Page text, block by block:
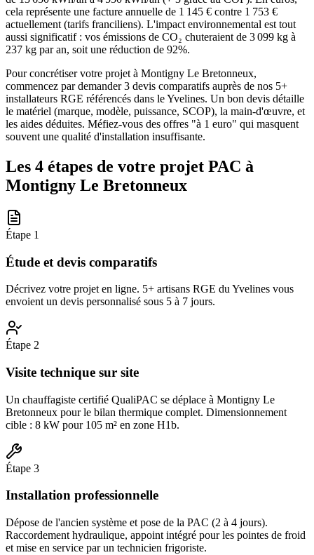
cela représente une facture annuelle de 1 145 € contre 1 753 €
actuellement (tarifs franciliens). L'impact environnemental est tout
aussi significatif : vos émissions de CO₂ chuteraient de 3 099 kg à
237 kg par an, soit une réduction de 92%.
Pour concrétiser votre projet à Montigny Le Bretonneux,
commencez par demander 3 devis comparatifs auprès de nos 5+
installateurs RGE référencés dans le Yvelines. Un bon devis détaille
le matériel (marque, modèle, puissance, SCOP), la main-d'œuvre, et
les aides déduites. Méfiez-vous des offres "à 1 euro" qui masquent
souvent une qualité d'installation insuffisante.
Les 4 étapes de votre projet PAC à
Montigny Le Bretonneux
Étape 1
Étude et devis comparatifs
Décrivez votre projet en ligne. 5+ artisans RGE du Yvelines vous
envoient un devis personnalisé sous 5 à 7 jours.
Étape 2
Visite technique sur site
Un chauffagiste certifié QualiPAC se déplace à Montigny Le
Bretonneux pour le bilan thermique complet. Dimensionnement
cible : 8 kW pour 105 m² en zone H1b.
Étape 3
Installation professionnelle
Dépose de l'ancien système et pose de la PAC (2 à 4 jours).
Raccordement hydraulique, appoint intégré pour les pointes de froid
et mise en service par un technicien frigoriste.